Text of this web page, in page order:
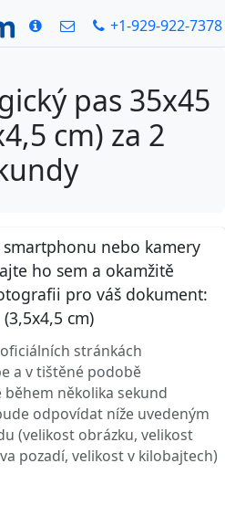
+1-929-922-7378
pas 35x45
cm) za 2
nebo kamery
ho sem a okamžitě
pro váš dokument:
cm)
stránkách
a v tištěné podobě
několika sekund
odpovídat níže uvedeným
(velikost obrázku, velikost
pozadí, velikost v kilobajtech)